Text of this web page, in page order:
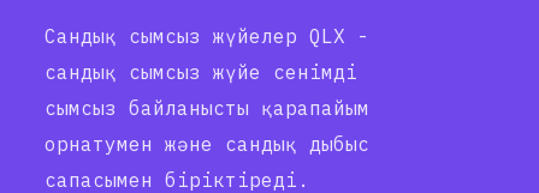
Сандық сымсыз жүйелер QLX -
сандық сымсыз жүйе сенімді
сымсыз байланысты қарапайым
орнатумен және сандық дыбыс
сапасымен біріктіреді.